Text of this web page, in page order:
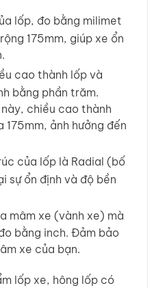
lốp, đo bằng milimet
175mm, giúp xe ổn
cao thành lốp và
bằng phần trăm.
chiều cao thành
175mm, ảnh hưởng đến
của lốp là Radial (bố
sự ổn định và độ bền
mâm xe (vành xe) mà
bằng inch. Đảm bảo
xe của bạn.
lốp xe, hông lốp có